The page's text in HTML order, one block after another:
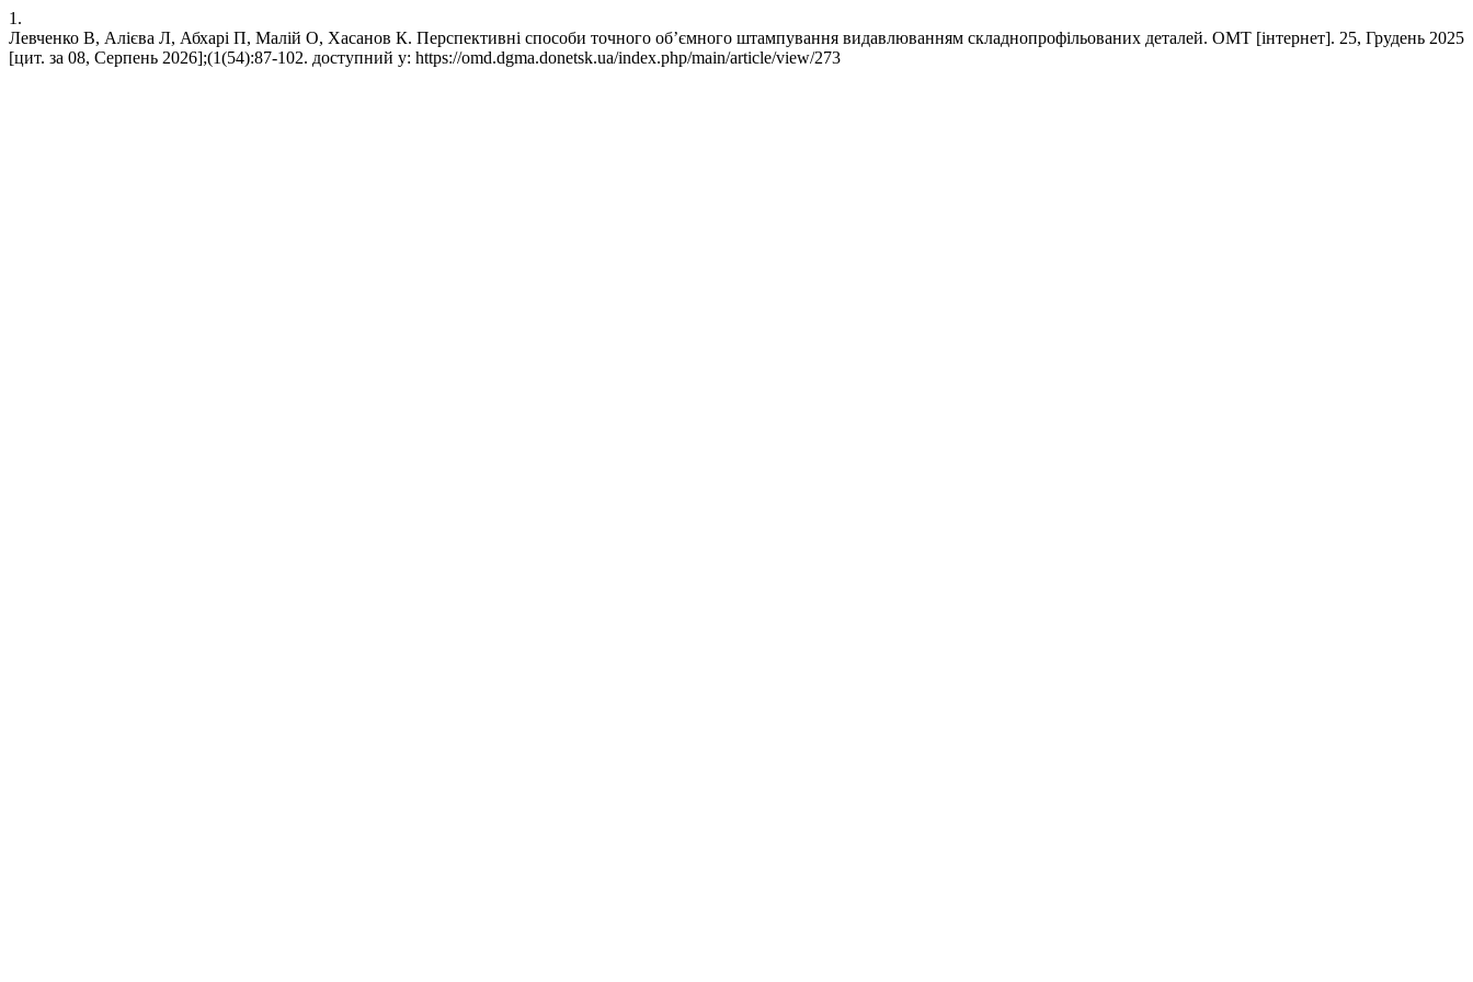
1.
Левченко В, Алієва Л, Абхарі П, Малій О, Хасанов К. Перспективні способи точного об’ємного штампування видавлюванням складнопрофільованих деталей. ОМТ [інтернет]. 25, Грудень 2025
[цит. за 08, Серпень 2026];(1(54):87-102. доступний у: https://omd.dgma.donetsk.ua/index.php/main/article/view/273